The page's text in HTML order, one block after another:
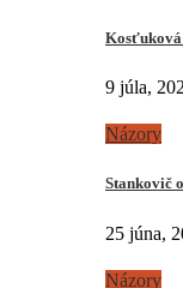
9 júla,
Názory
Stankovič
25 júna,
Názory